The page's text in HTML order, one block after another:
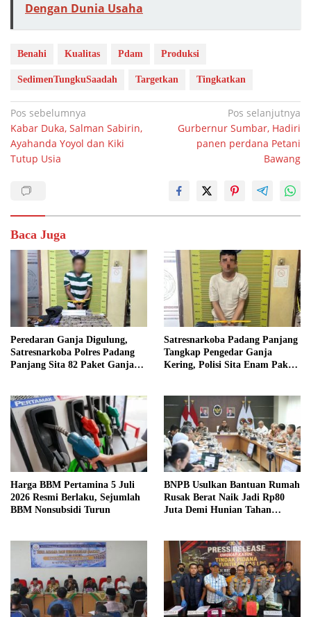
Dengan Dunia Usaha
Benahi Kualitas Pdam Produksi
SedimenTungkuSaadah Targetkan Tingkatkan
Navigasi
pos
Pos sebelumnya
Kabar Duka, Salman Sabirin,
Ayahanda Yoyol dan Kiki
Tutup Usia
Pos selanjutnya
Gurbernur Sumbar, Hadiri
panen perdana Petani
Bawang
Baca Juga
Peredaran Ganja Digulung,
Satresnarkoba Polres Padang
Panjang Sita 82 Paket Ganja
Satresnarkoba Padang Panjang
Tangkap Pengedar Ganja
Kering, Polisi Sita Enam Paket
Harga BBM Pertamina 5 Juli
2026 Resmi Berlaku, Sejumlah
BBM Nonsubsidi Turun
BNPB Usulkan Bantuan Rumah
Rusak Berat Naik Jadi Rp80
Juta Demi Hunian Tahan